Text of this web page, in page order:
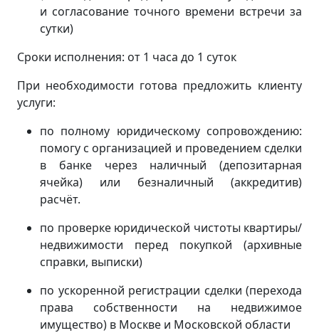
и согласование точного времени встречи за
сутки)
Сроки исполнения: от 1 часа до 1 суток
При необходимости готова предложить клиенту
услуги:
по полному юридическому сопровождению:
помогу с организацией и проведением сделки
в банке через наличный (депозитарная
ячейка) или безналичный (аккредитив)
расчёт.
по проверке юридической чистоты квартиры/
недвижимости перед покупкой (архивные
справки, выписки)
по ускоренной регистрации сделки (перехода
права собственности на недвижимое
имущество) в Москве и Московской области